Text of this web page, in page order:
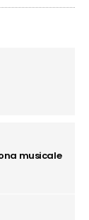
musicale